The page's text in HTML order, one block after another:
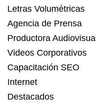
Letras Volumétricas
Agencia de Prensa
Productora Audiovisual
Videos Corporativos
Capacitación SEO
Internet
Destacados